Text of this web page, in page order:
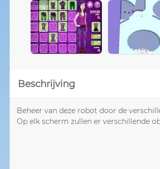
Beschrijving
Beheer van deze robot door de
Op elk scherm zullen er verschillende